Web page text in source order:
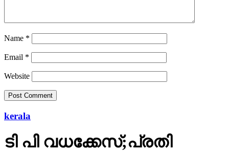
Name *
Email *
Website
kerala
ടി പി വധക്കേസ്;പ്രതി